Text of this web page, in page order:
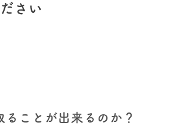
さい
ることが出来るのか？